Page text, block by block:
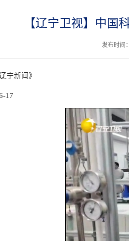
【辽宁卫视】中国
发布时间
宁新闻》
17